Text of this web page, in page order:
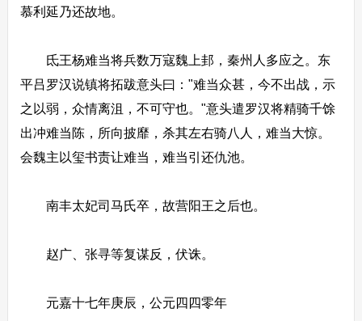
慕利延乃还故地。
氐王杨难当将兵数万寇魏上邽，秦州人多应之。东
平吕罗汉说镇将拓跋意头曰："难当众甚，今不出战，示
之以弱，众情离沮，不可守也。"意头遣罗汉将精骑千馀
出冲难当陈，所向披靡，杀其左右骑八人，难当大惊。
会魏主以玺书责让难当，难当引还仇池。
南丰太妃司马氏卒，故营阳王之后也。
赵广、张寻等复谋反，伏诛。
元嘉十七年庚辰，公元四四零年